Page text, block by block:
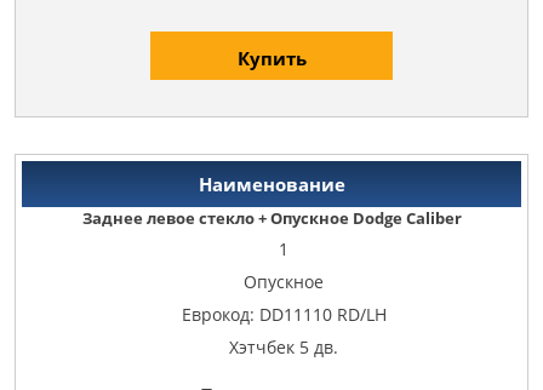
Купить
Заднее левое стекло + Опускное Dodge Caliber
1
Опускное
Еврокод: DD11110 RD/LH
Хэтчбек 5 дв.